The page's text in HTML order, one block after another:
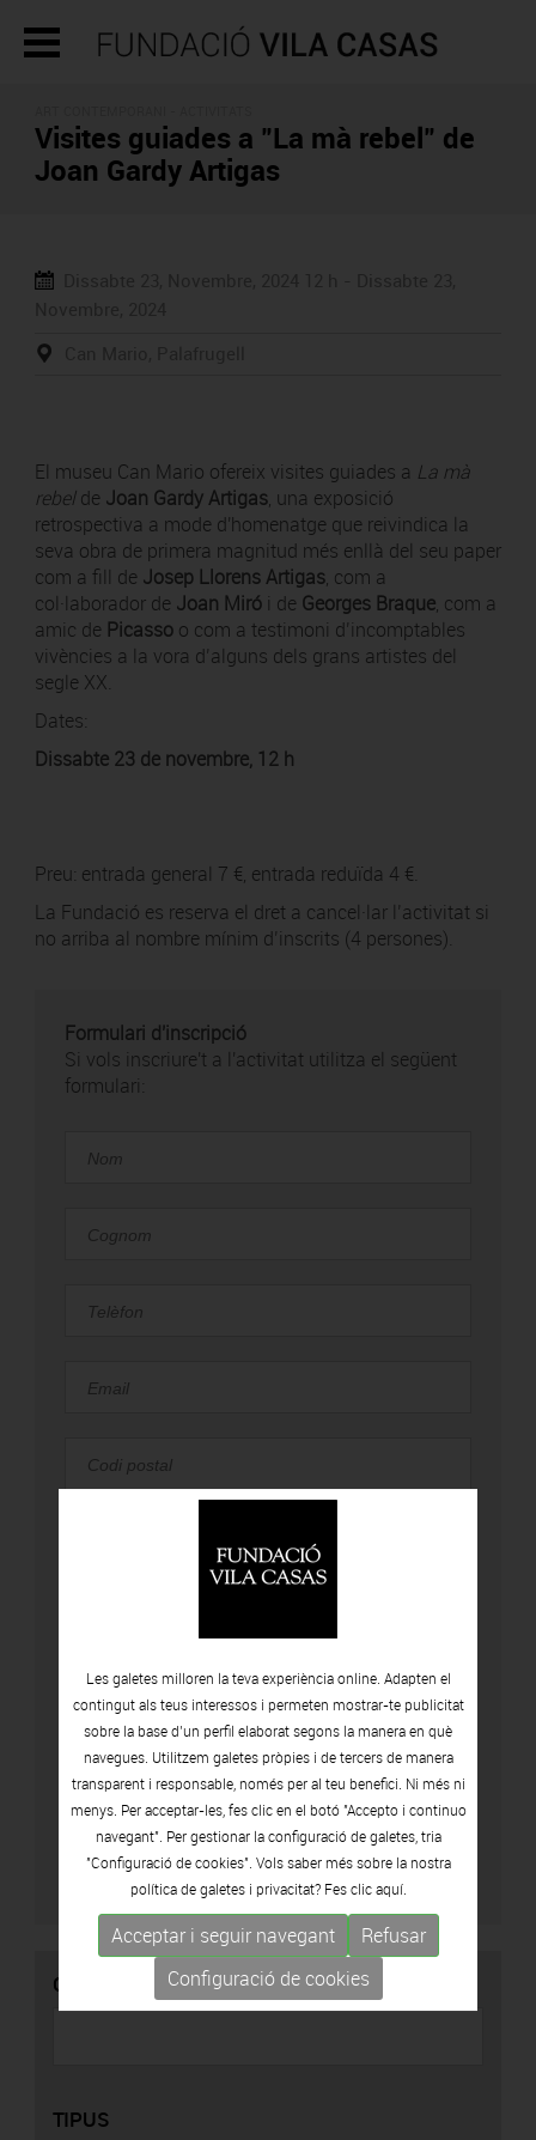
Visites guiades a "La mà rebel" de
Joan Gardy Artigas
El museu Can Mario ofereix visites guiades a La mà
rebelde Joan Gardy Artigas, una exposició
retrospectiva a mode d'homenatge que reivindica la
seva obra de primera magnitud més enllà del seu paper
com a fill de Josep Llorens Artigas, com a
col·laborador de Joan Mirói de Georges Braque, com a
amic de Picassoo com a testimoni d’incomptables
vivències a la vora d’alguns dels grans artistes del
segle XX.
Dates:
Dissabte 23 de novembre, 12 h
Preu: entrada general 7 €, entrada reduïda 4 €.
La Fundació es reserva el dret a cancel·lar l’activitat si
no arriba al nombre mínim d’inscrits (4 persones).
Formulari d'inscripció
Si vols inscriure't a l'activitat utilitza el següent
formulari:
Accepto la política de privacitat (
Veure
política)
CERCADOR
TIPUS
Les galetes milloren la teva experiència online. Adapten el
contingut als teus interessos i permeten mostrar-te publicitat
sobre la base d’un perfil elaborat segons la manera en què
navegues. Utilitzem galetes pròpies i de tercers de manera
transparent i responsable, només per al teu benefici. Ni més ni
menys. Per acceptar-les, fes clic en el botó "Accepto i continuo
navegant". Per gestionar la configuració de galetes, tria
"Configuració de cookies". Vols saber més sobre la nostra
política de galetes i privacitat? Fes clicaquí.
Acceptar i seguir navegant
Refusar
Configuració de cookies